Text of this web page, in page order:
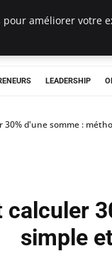
LEADERSHIP
30% d'une somme :
calculer
simple
pour améliorer votre